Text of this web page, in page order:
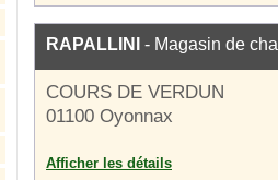
RAPALLINI - Magasin de
COURS DE VERDUN
01100 Oyonnax
Afficher les détails